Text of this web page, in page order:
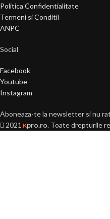
Politica Confidentialitate
Termeni si Conditii
ANPC
Social
Facebook
Youtube
Instagram
Aboneaza-te la newsletter si nu
2021 Kpro.ro. Toate drepturile